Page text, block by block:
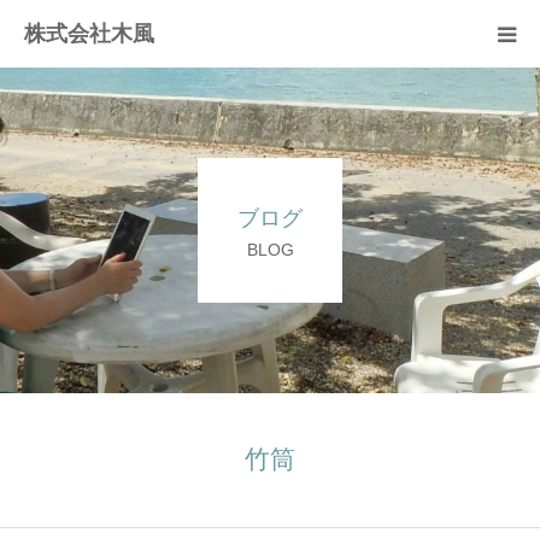
株式会社木風
ブログ
BLOG
竹筒
業務案内
資材販売(ブレスパイプ)
樹木医受験応援講座
お問い合せ